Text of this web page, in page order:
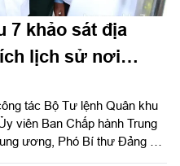
7 khảo sát địa
lịch sử nơi
tác Bộ Tư lệnh Quân khu
viên Ban Chấp hành Trung
ương, Phó Bí thư Đảng ủy,